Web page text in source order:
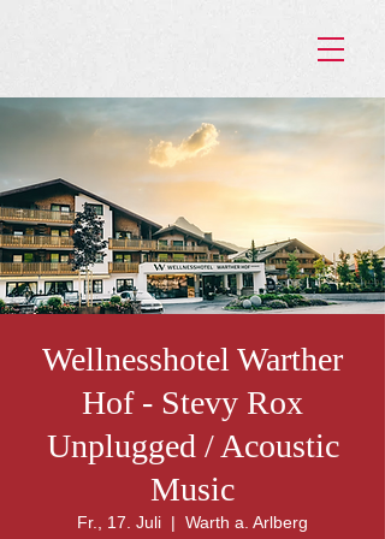
Wellnesshotel Warther
Hof - Stevy Rox
Unplugged / Acoustic
Music
Fr., 17. Juli
  |
Warth a. Arlberg